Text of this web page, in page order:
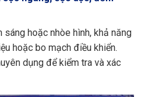
hoặc nhòe hình, khả năng
hoặc bo mạch điều khiển.
dụng để kiểm tra và xác